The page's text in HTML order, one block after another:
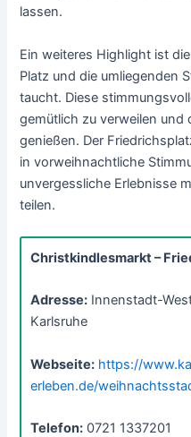
lassen.
Ein weiteres Highlight ist
Platz und die umliegenden
taucht. Diese
gemütlich zu verweilen und
genießen. Der
in vorweihnachtliche
unvergessliche Erlebnisse
teilen.
Christkindlesmarkt –
Adresse: Innenstadt-
Karlsruhe
Webseite: https://
erleben.de/
Telefon: 0721 1337201